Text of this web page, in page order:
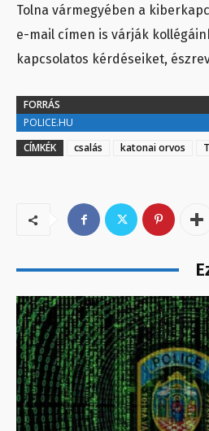
Tolna vármegyében a
e-mail címen is várják
kapcsolatos kérdéseiket,
FORRÁS
POLICE.HU
CÍMKÉK
csalás katonai orvos